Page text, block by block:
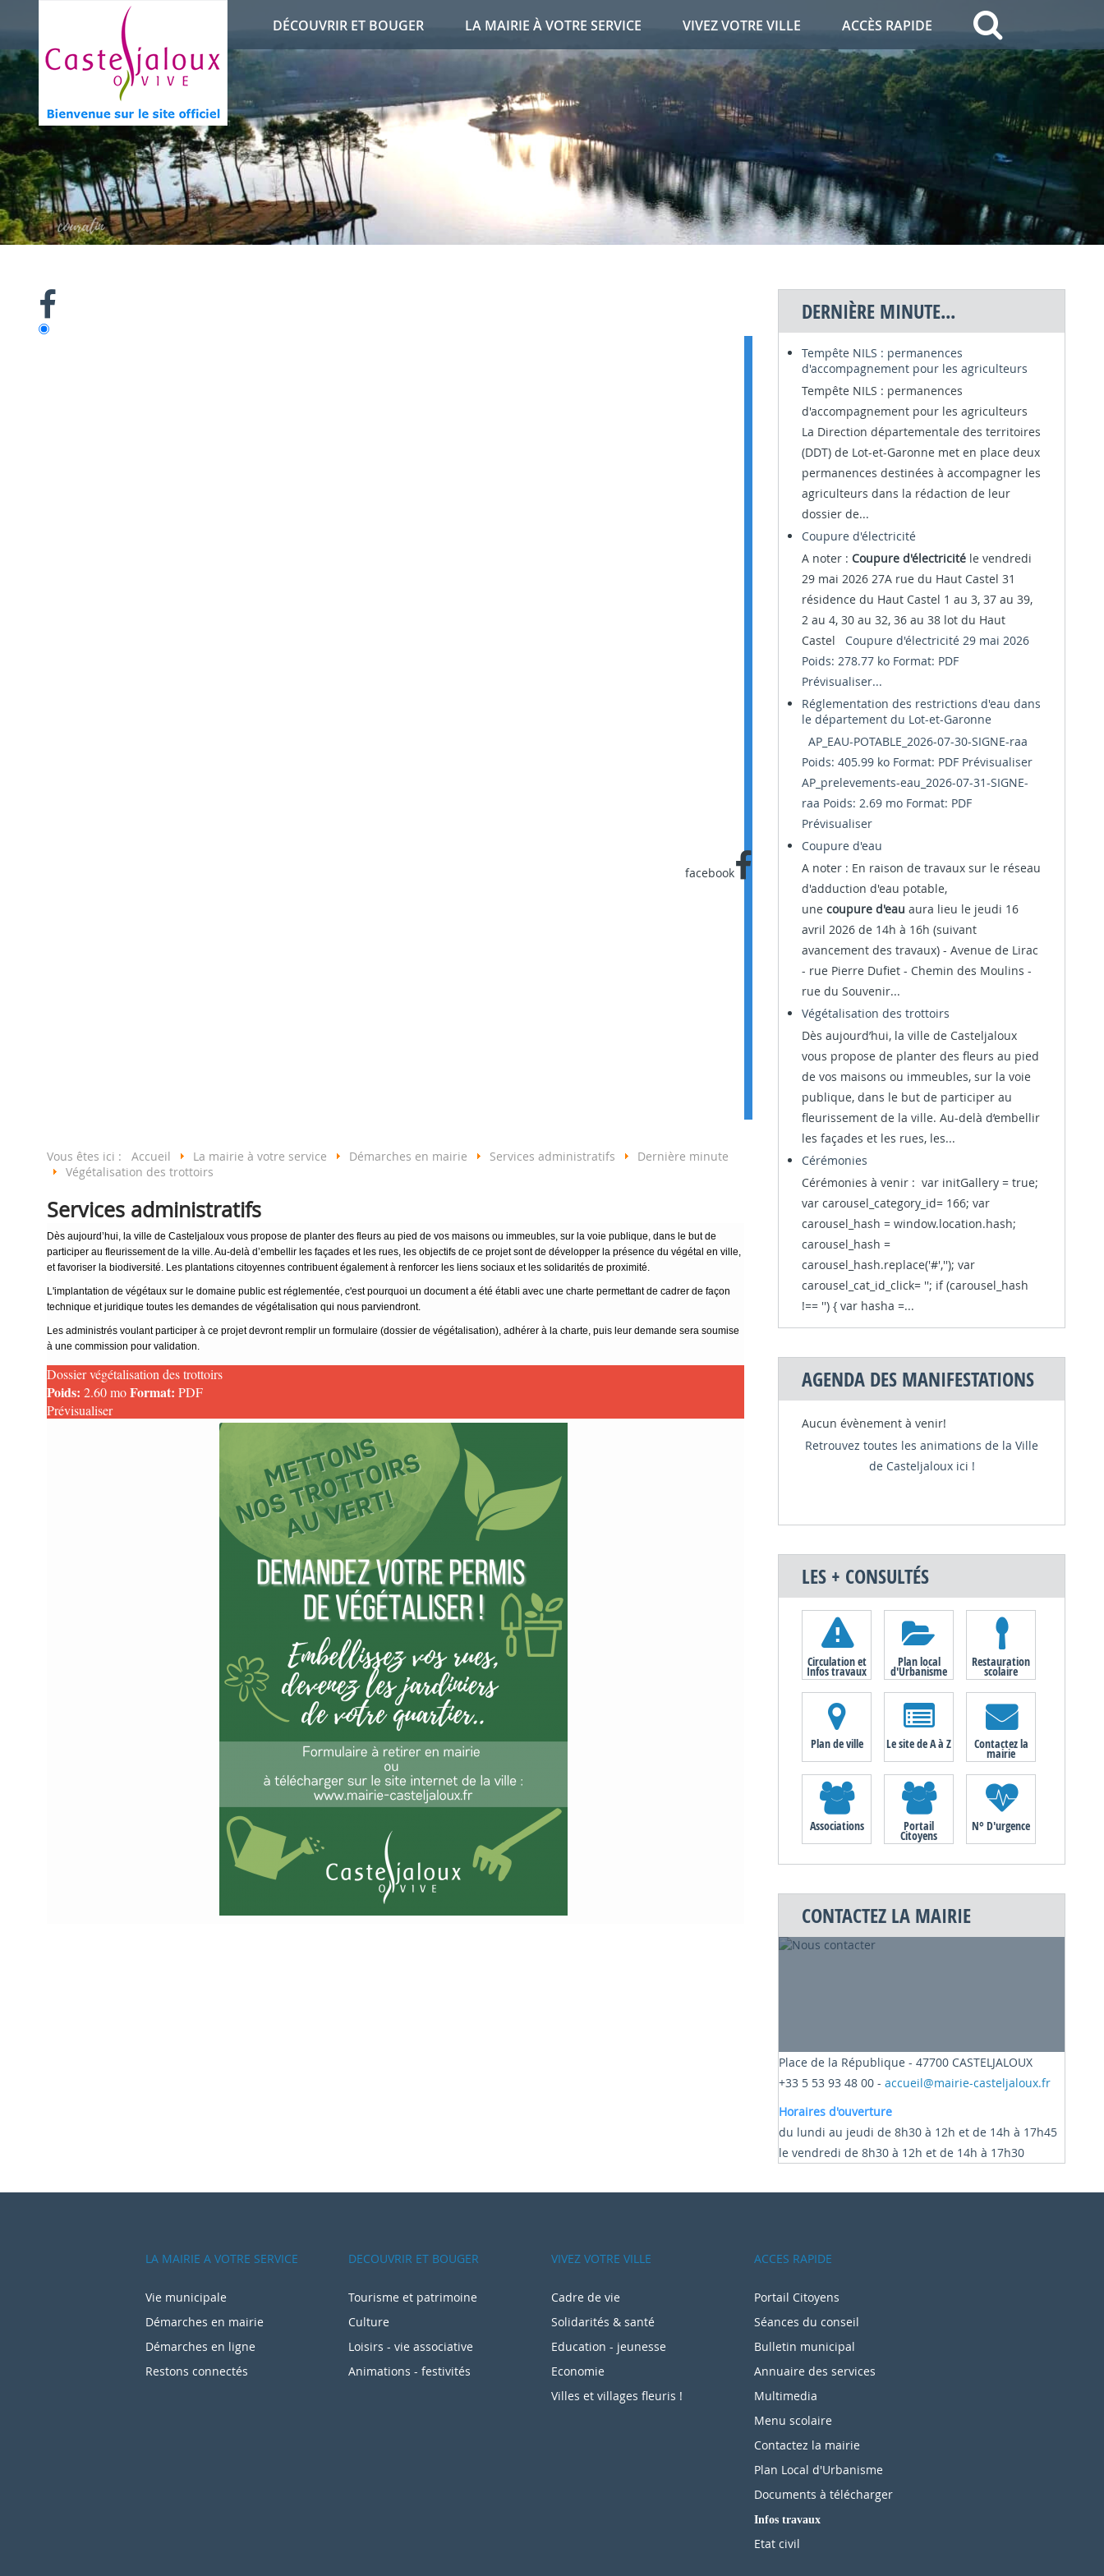
DÉCOUVRIR ET BOUGER LA MAIRIE À VOTRE SERVICE VIVEZ VOTRE VILLE ACCÈS RAPIDE
facebook
Vous êtes ici : Accueil La mairie à votre service Démarches en mairie Services administratifs
Dernière minute
Végétalisation des trottoirs
Services administratifs
Dès aujourd’hui, la ville de Casteljaloux vous propose de planter des fleurs au pied de vos maisons ou immeubles, sur la voie publique, dans le but de
participer au fleurissement de la ville. Au-delà d’embellir les façades et les rues, les objectifs de ce projet sont de développer la présence du végétal en ville,
et favoriser la biodiversité. Les plantations citoyennes contribuent également à renforcer les liens sociaux et les solidarités de proximité.
L'implantation de végétaux sur le domaine public est réglementée, c'est pourquoi un document a été établi avec une charte permettant de cadrer de façon
technique et juridique toutes les demandes de végétalisation qui nous parviendront.
Les administrés voulant participer à ce projet devront remplir un formulaire (dossier de végétalisation), adhérer à la charte, puis leur demande sera soumise
à une commission pour validation.
Dossier végétalisation des trottoirs
Poids: 2.60 moFormat: PDF
Prévisualiser
DERNIÈRE MINUTE...
Tempête NILS : permanences
d'accompagnement pour les agriculteurs
Tempête NILS : permanences
d'accompagnement pour les agriculteurs
La Direction départementale des territoires
(DDT) de Lot-et-Garonne met en place deux
permanences destinées à accompagner les
agriculteurs dans la rédaction de leur
dossier de...
Coupure d'électricité
A noter : Coupure d'électricité le vendredi
29 mai 2026 27A rue du Haut Castel 31
résidence du Haut Castel 1 au 3, 37 au 39,
2 au 4, 30 au 32, 36 au 38 lot du Haut
Castel Coupure d'électricité 29 mai 2026
Poids: 278.77 ko Format: PDF
Prévisualiser...
Réglementation des restrictions d'eau dans
le département du Lot-et-Garonne
AP_EAU-POTABLE_2026-07-30-SIGNE-raa
Poids: 405.99 ko Format: PDF Prévisualiser
AP_prelevements-eau_2026-07-31-SIGNE-
raa Poids: 2.69 mo Format: PDF
Prévisualiser
Coupure d'eau
A noter : En raison de travaux sur le réseau
d'adduction d'eau potable,
une coupure d'eau aura lieu le jeudi 16
avril 2026 de 14h à 16h (suivant
avancement des travaux) - Avenue de Lirac
- rue Pierre Dufiet - Chemin des Moulins -
rue du Souvenir...
Végétalisation des trottoirs
Dès aujourd’hui, la ville de Casteljaloux
vous propose de planter des fleurs au pied
de vos maisons ou immeubles, sur la voie
publique, dans le but de participer au
fleurissement de la ville. Au-delà d’embellir
les façades et les rues, les...
Cérémonies
Cérémonies à venir : var initGallery = true;
var carousel_category_id= 166; var
carousel_hash = window.location.hash;
carousel_hash =
carousel_hash.replace('#',''); var
carousel_cat_id_click= ''; if (carousel_hash
!== '') { var hasha =...
AGENDA DES MANIFESTATIONS
Aucun évènement à venir!
Retrouvez toutes les animations de la Ville
de Casteljaloux ici !
LES + CONSULTÉS
Circulation et
Infos travaux
Plan local
d'Urbanisme
Restauration
scolaire
Plan de ville Le site de A à Z Contactez la
mairie
Associations Portail
Citoyens
N° D'urgence
CONTACTEZ LA MAIRIE
Place de la République - 47700 CASTELJALOUX
+33 5 53 93 48 00 - accueil@mairie-casteljaloux.fr
Horaires d'ouverture
du lundi au jeudi de 8h30 à 12h et de 14h à 17h45
le vendredi de 8h30 à 12h et de 14h à 17h30
Suivez-nous sur Facebook
LA MAIRIE A VOTRE SERVICE
Vie municipale
Démarches en mairie
Démarches en ligne
Restons connectés
DECOUVRIR ET BOUGER
Tourisme et patrimoine
Culture
Loisirs - vie associative
Animations - festivités
VIVEZ VOTRE VILLE
Cadre de vie
Solidarités & santé
Education - jeunesse
Economie
Villes et villages fleuris !
ACCES RAPIDE
Portail Citoyens
Séances du conseil
Bulletin municipal
Annuaire des services
Multimedia
Menu scolaire
Contactez la mairie
Plan Local d'Urbanisme
Documents à télécharger
Infos travaux
Etat civil